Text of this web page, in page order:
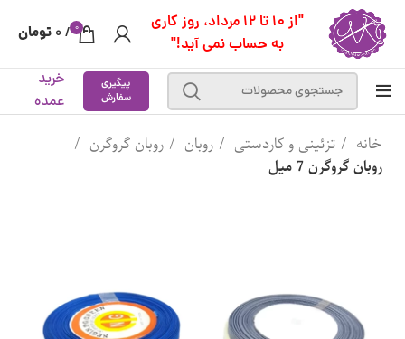
"از 10 تا 12 مرداد، روز کاری
به حساب نمی آید!"
0
/
0 تومان
پیگیری
سفارش
خرید
عمده
خانه تزئینی و کاردستی روبان
روبان گروگرن
روبان گروگرن 7 میل